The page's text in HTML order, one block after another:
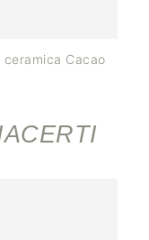
ceramica Cacao